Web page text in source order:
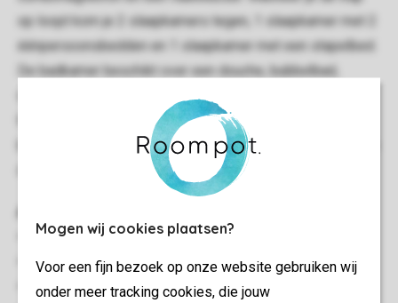
Mogen wij cookies plaatsen?
Voor een fijn bezoek op onze website gebruiken wij
onder meer tracking cookies, die jouw
op loopt kom je 2 slaapkamers tegen, 1 slaapkamer met 2
éénpersoonsbedden en 1 slaapkamer met een stapelbed.
De badkamer beschikt over een douche, bubbelbad,
wastafel en toilet. Ook is er een speelkamer in jungle-
thema met klim- en speelmaterialen. Buiten is er een
balkon met tuinmeubilair. Je kunt gratis gebruik maken van
72 m²
Geschakeld
Meerdere verdiepingen